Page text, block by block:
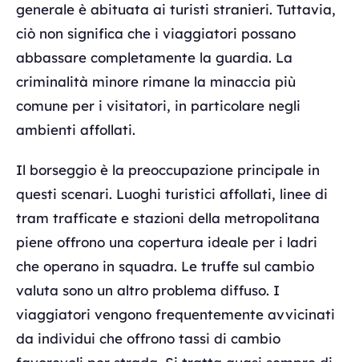
generale è abituata ai turisti stranieri. Tuttavia,
ciò non significa che i viaggiatori possano
abbassare completamente la guardia. La
criminalità minore rimane la minaccia più
comune per i visitatori, in particolare negli
ambienti affollati.
Il borseggio è la preoccupazione principale in
questi scenari. Luoghi turistici affollati, linee di
tram trafficate e stazioni della metropolitana
piene offrono una copertura ideale per i ladri
che operano in squadra. Le truffe sul cambio
valuta sono un altro problema diffuso. I
viaggiatori vengono frequentemente avvicinati
da individui che offrono tassi di cambio